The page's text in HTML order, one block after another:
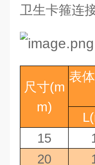
卫生卡箍连
尺寸(m
m)
表
15
20